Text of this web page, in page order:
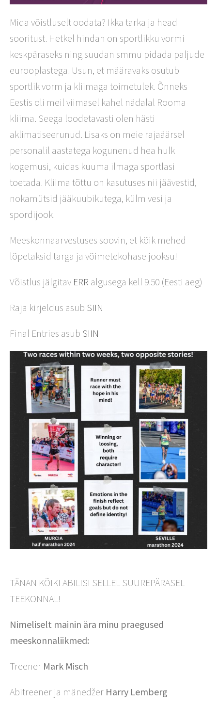
Mida võistluselt oodata? Ikka tarka ja head
sooritust. Hetkel hindan on sportlikku vormi
keskpäraseks ning suudan smmu pidada paljude
eurooplastega. Usun, et määravaks osutub
sportlik vorm ja kliimaga toimetulek. Õnneks
Eestis oli meil viimasel kahel nädalal Rooma
kliima. Seega loodetavasti olen hästi
aklimatiseerunud. Lisaks on meie rajaäärsel
personalil aastatega kogunenud hea hulk
kogemusi, kuidas kuuma ilmaga sportlasi
toetada. Kliima tõttu on kasutuses nii jäävestid,
nokamütsid jääkuubikutega, külm vesi ja
spordijook.
Meeskonnaarvestuses soovin, et kõik mehed
lõpetaksid targa ja võimetekohase jooksu!
Võistlus jälgitav ERR algusega kell 9.50 (Eesti aeg)
Raja kirjeldus asub SIIN
Final Entries asub SIIN
TÄNAN KÕIKI ABILISI SELLEL SUUREPÄRASEL
TEEKONNAL!
Nimeliselt mainin ära minu praegused
meeskonnaliikmed:
Treener Mark Misch
Abitreener ja mänedžer Harry Lemberg